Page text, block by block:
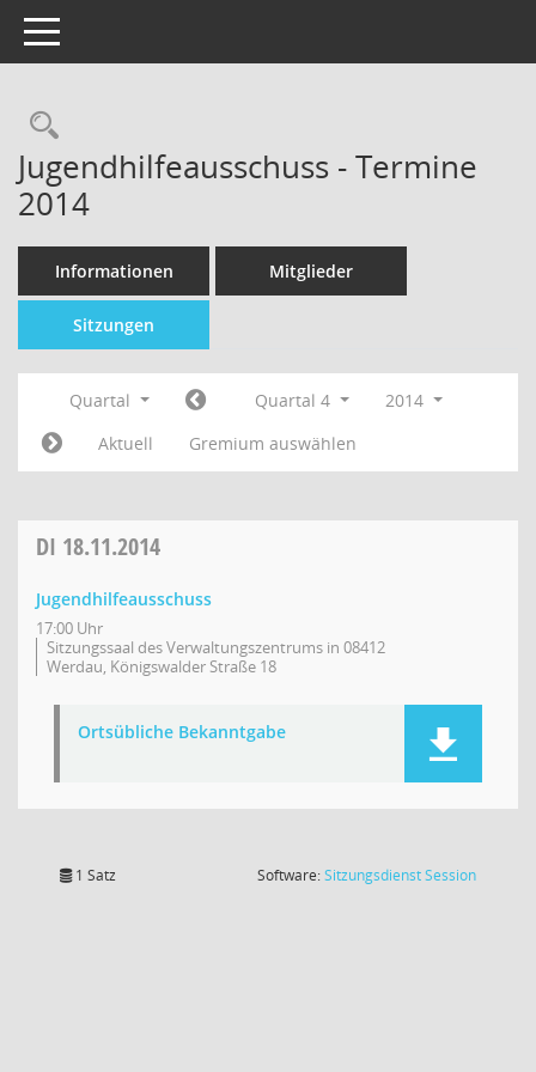
Toggle navigation
Jugendhilfeausschuss - Termine
2014
Informationen Mitglieder
Sitzungen
Quartal Quartal 4
2014
Aktuell
Gremium auswählen
DI 18.11.2014
Jugendhilfeausschuss
17:00 Uhr
Sitzungssaal des Verwaltungszentrums in 08412
Werdau, Königswalder Straße 18
Ortsübliche Bekanntgabe
1 Satz Software:SitzungsdienstSession(Wird in